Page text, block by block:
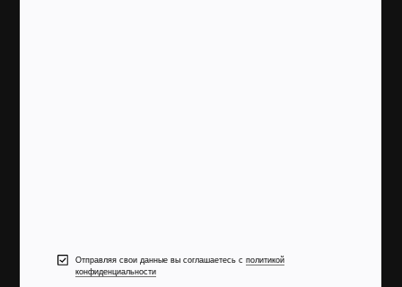
Отправляя свои данные вы соглашаетесь с политикой
конфиденциальности